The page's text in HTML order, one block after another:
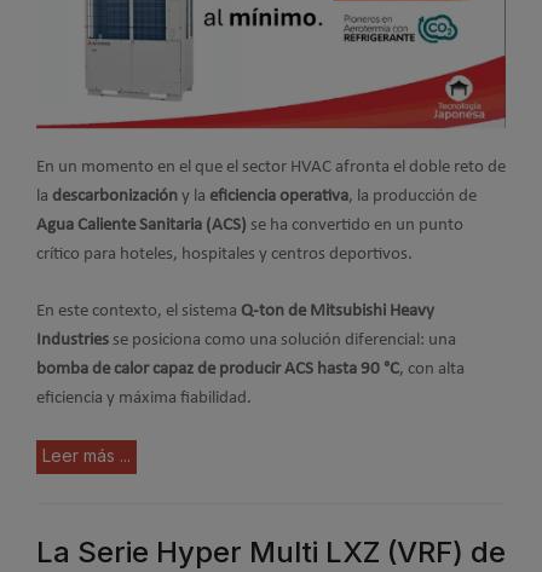
En un momento en el que el sector HVAC afronta el doble reto de
la descarbonización y la eficiencia operativa, la producción de
Agua Caliente Sanitaria (ACS) se ha convertido en un punto
crítico para hoteles, hospitales y centros deportivos.
En este contexto, el sistema Q-ton de Mitsubishi Heavy
Industries se posiciona como una solución diferencial: una
bomba de calor capaz de producir ACS hasta 90 °C, con alta
eficiencia y máxima fiabilidad.
Leer más ...
La Serie Hyper Multi LXZ (VRF) de